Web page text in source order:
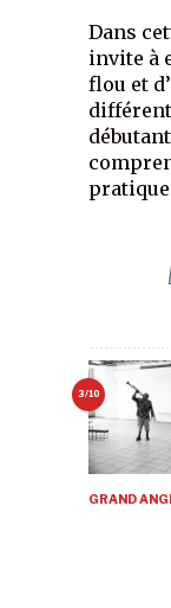
Dans
invite à
flou et
3/10
GRAND